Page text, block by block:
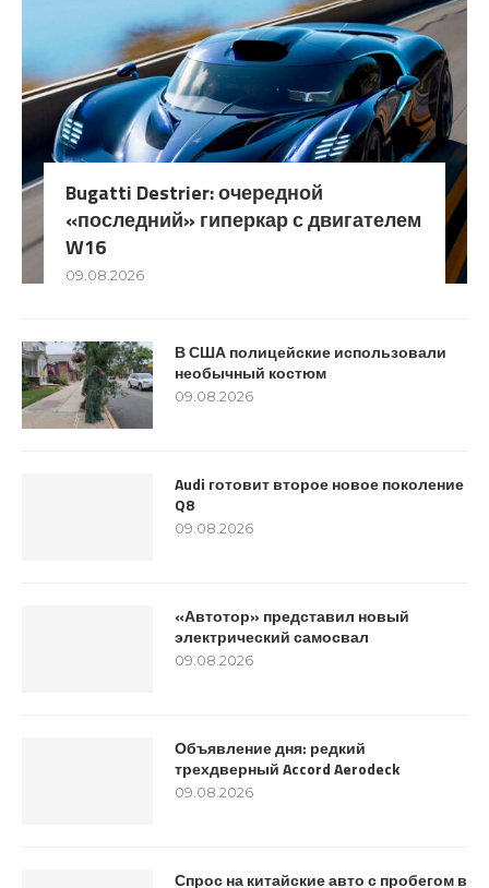
Bugatti Destrier: очередной
«последний» гиперкар с двигателем
W16
09.08.2026
В США полицейские использовали
необычный костюм
09.08.2026
Audi готовит второе новое поколение
Q8
09.08.2026
«Автотор» представил новый
электрический самосвал
09.08.2026
Объявление дня: редкий
трехдверный Accord Aerodeck
09.08.2026
Спрос на китайские авто с пробегом в